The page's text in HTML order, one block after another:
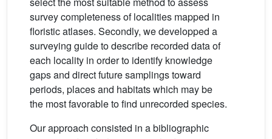
survey completeness of localities mapped in
floristic atlases. Secondly, we developped a
surveying guide to describe recorded data of
each locality in order to identify knowledge
gaps and direct future samplings toward
periods, places and habitats which may be
the most favorable to find unrecorded species.
Our approach consisted in a bibliographic